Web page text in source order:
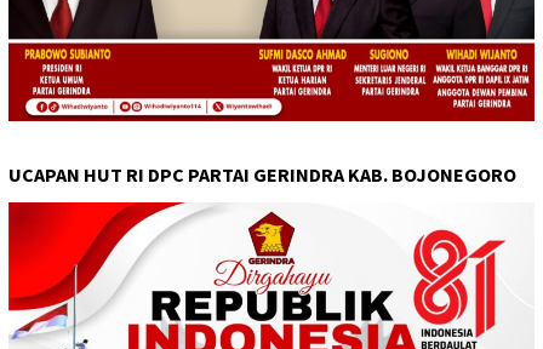
UCAPAN HUT RI DPC PARTAI GERINDRA KAB. BOJONEGORO